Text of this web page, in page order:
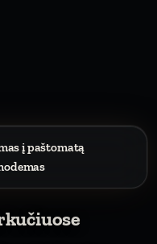
į paštomatą